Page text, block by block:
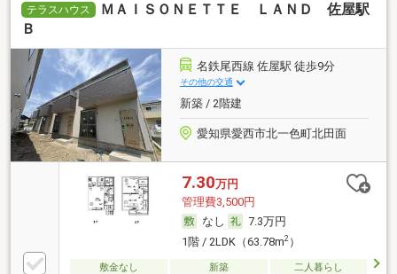
テラスハウス
ＭＡＩＳＯＮＥＴＴＥ ＬＡＮＤ 佐屋駅
Ｂ
名鉄尾西線 佐屋駅 徒歩9分
その他の交通
新築 / 2階建
愛知県愛西市北一色町北田面
7.30万円
管理費3,500円
なし
7.3万円
1階 / 2LDK（63.78m2）
敷金なし 新築
二人暮らし